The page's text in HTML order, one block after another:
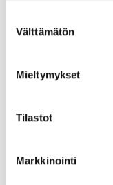
valinta
Välttämätön
Mieltymykset
Tilastot
Markkinointi